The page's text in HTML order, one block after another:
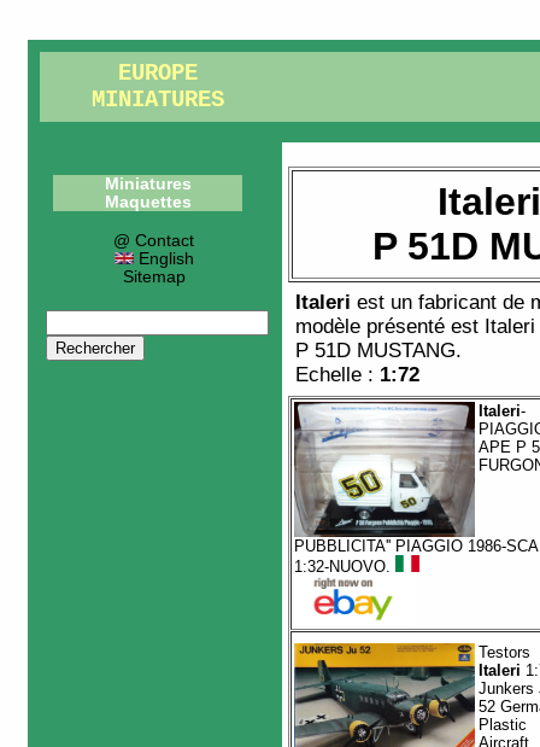
EUROPE
MINIATURES
Miniatures
Maquettes
@ Contact
English
Sitemap
P 51D
Italeri est un fabricant de
modèle présenté est Italeri
P 51D MUSTANG.
Echelle : 1:72
Italeri-
APE P
PUBBLICITA'' PIAGGIO 1986-
1:32-NUOVO.
Testors
Italeri
Junkers
52
Plastic
Aircraft